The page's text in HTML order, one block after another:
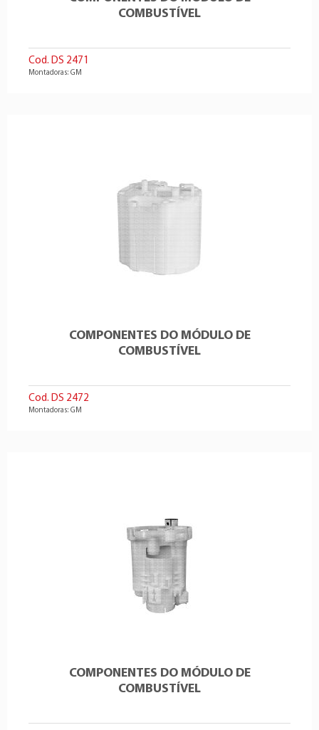
COMBUSTÍVEL
Cod. DS 2471
Montadoras: GM
COMPONENTES DO MÓDULO DE
COMBUSTÍVEL
Cod. DS 2472
Montadoras: GM
COMPONENTES DO MÓDULO DE
COMBUSTÍVEL